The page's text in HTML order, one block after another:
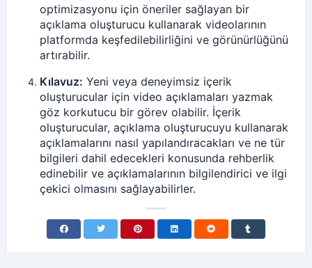
optimizasyonu için öneriler sağlayan bir
açıklama oluşturucu kullanarak videolarının
platformda keşfedilebilirliğini ve görünürlüğünü
artırabilir.
Kılavuz: Yeni veya deneyimsiz içerik
oluşturucular için video açıklamaları yazmak
göz korkutucu bir görev olabilir. İçerik
oluşturucular, açıklama oluşturucuyu kullanarak
açıklamalarını nasıl yapılandıracakları ve ne tür
bilgileri dahil edecekleri konusunda rehberlik
edinebilir ve açıklamalarının bilgilendirici ve ilgi
çekici olmasını sağlayabilirler.